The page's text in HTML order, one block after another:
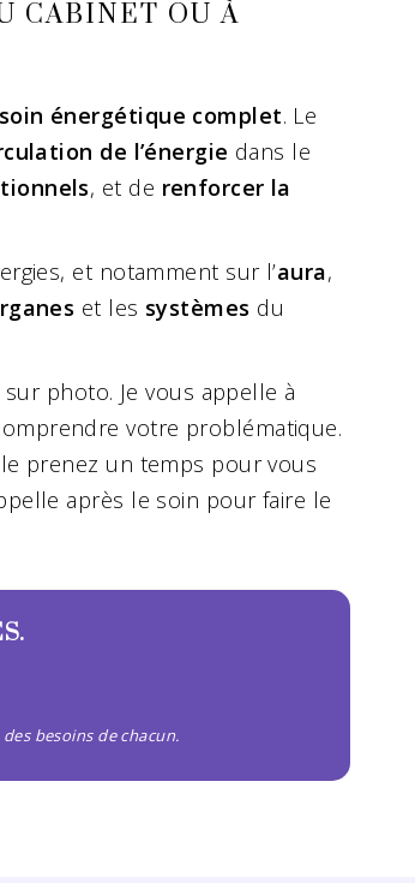
CABINET OU À
soin énergétique complet. Le
de l’énergie dans le
, et de renforcer la
et notamment sur l’aura,
et les systèmes du
photo. Je vous appelle à
votre problématique.
prenez un temps pour vous
après le soin pour faire le
besoins de chacun.